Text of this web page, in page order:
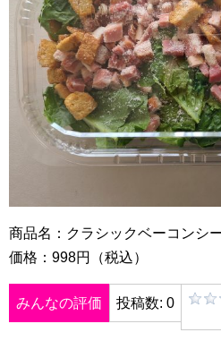
商品名：クラシックベーコンシ
価格：998円（税込）
みんなの評価 投稿数: 0